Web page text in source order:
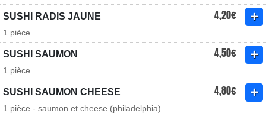
SUSHI RADIS JAUNE 4,20€
1 pièce
SUSHI SAUMON 4,50€
1 pièce
SUSHI SAUMON CHEESE 4,80€
1 pièce - saumon et cheese (philadelphia)